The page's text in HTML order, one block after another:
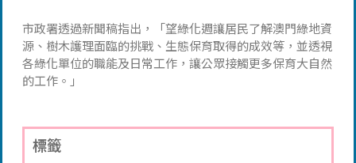
市政署透過新聞稿指出，「望綠化週讓居民了解澳門綠地資
源、樹木護理面臨的挑戰、生態保育取得的成效等，並透視
各綠化單位的職能及日常工作，讓公眾接觸更多保育大自然
的工作。」
標籤